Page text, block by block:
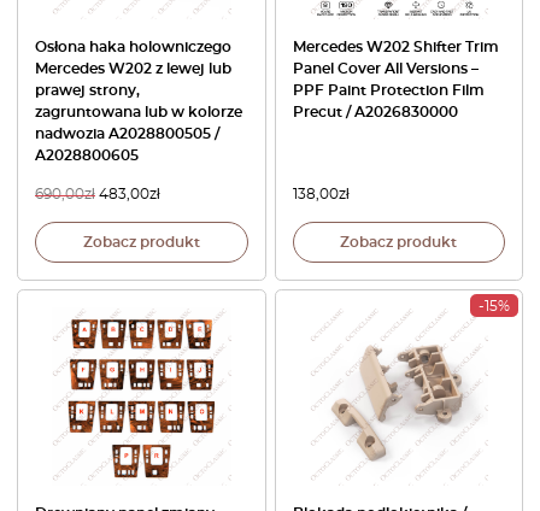
Osłona haka holowniczego
Mercedes W202 z lewej lub
prawej strony,
zagruntowana lub w kolorze
nadwozia A2028800505 /
A2028800605
690,00zł 483,00zł
Zobacz produkt
Mercedes W202 Shifter Trim
Panel Cover All Versions –
PPF Paint Protection Film
Precut / A2026830000
138,00zł
Zobacz produkt
-15%